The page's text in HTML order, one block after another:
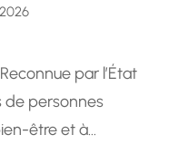
par l’État
de personnes
être et à